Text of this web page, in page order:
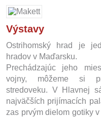
Výstavy
Ostrihomský hrad je
hradov v Maďarsku.
Prechádzajúc jeho
vojny, môžeme si
stredoveku. V Hlavnej
najväčších prijímacích
zas prvým dielom gotiky